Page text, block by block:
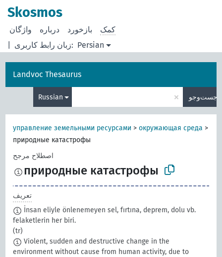
Skosmos
زبان رابط کاربری: Persian
درباره بازخورد کمک
Landvoc Thesaurus
Russian × جست‌وجو
управление земельными ресурсами >окружающая среда >
природные катастрофы
اصطلاح مرجح
природные катастрофы
تعریف
İnsan eliyle önlenemeyen sel, fırtına, deprem, dolu vb.
felaketlerin her biri.
(tr)
Violent, sudden and destructive change in the
environment without cause from human activity, due to